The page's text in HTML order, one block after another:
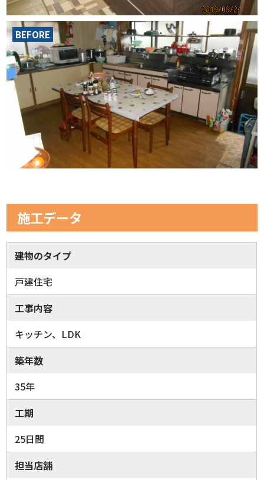
BEFORE
施工データ
建物のタイプ
戸建住宅
工事内容
キッチン、LDK
築年数
35年
工期
25日間
担当店舗